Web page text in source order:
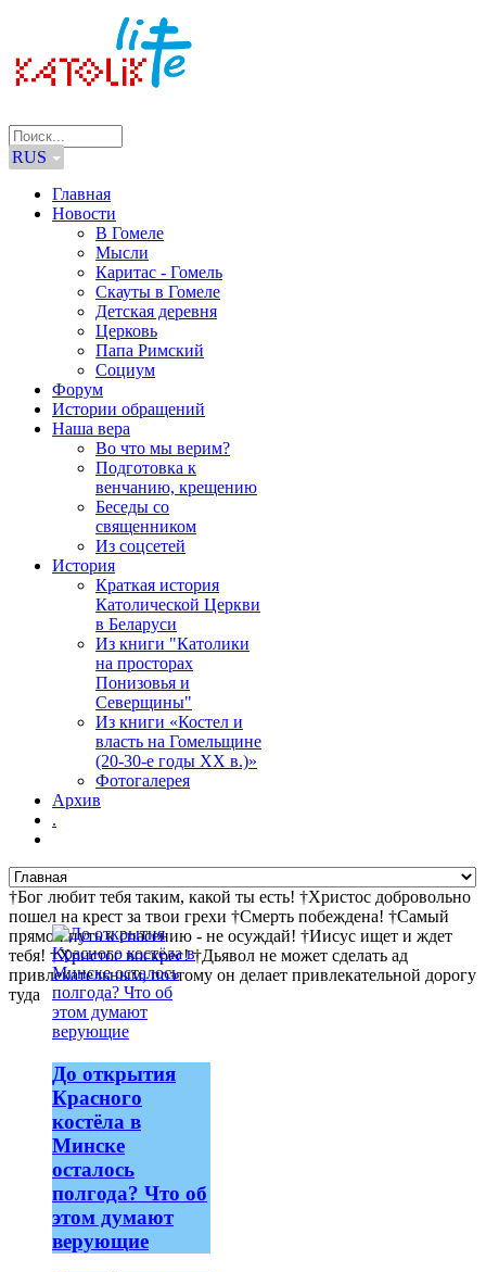
RUS
Главная
Новости
В Гомеле
Мысли
Каритас - Гомель
Скауты в Гомеле
Детская деревня
Церковь
Папа Римский
Социум
Форум
Истории обращений
Наша вера
Во что мы верим?
Подготовка к
венчанию, крещению
Беседы со
священником
Из соцсетей
История
Краткая история
Католической Церкви
в Беларуси
Из книги "Католики
на просторах
Понизовья и
Северщины"
Из книги «Костел и
власть на Гомельщине
(20-30-е годы ХХ в.)»
Фотогалерея
Архив
.
†Бог любит тебя таким, какой ты есть! †Христос добровольно
пошел на крест за твои грехи †Смерть побеждена! †Самый
прямой путь к спасению - не осуждай! †Иисус ищет и ждет
тебя! †Христос воскрес! †Дьявол не может сделать ад
привлекательным, поэтому он делает привлекательной дорогу
туда
До открытия
Красного
костёла в
Минске
осталось
полгода? Что об
этом думают
верующие